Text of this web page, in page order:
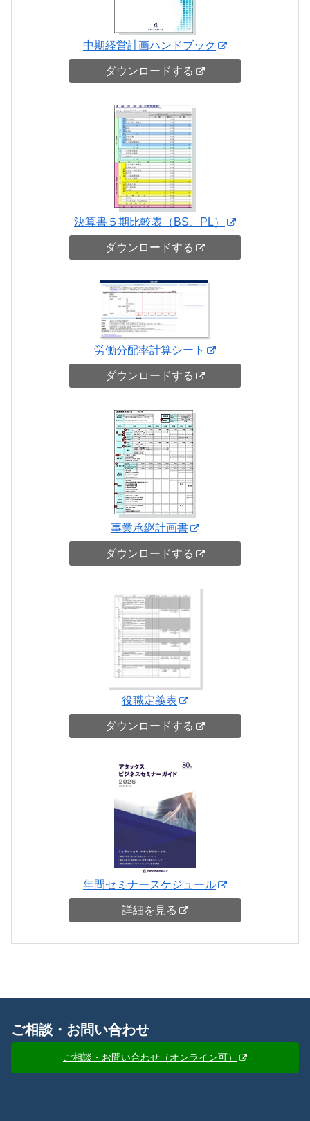
中期経営計画ハンドブック
ダウンロードする
決算書５期比較表（BS、PL）
ダウンロードする
労働分配率計算シート
ダウンロードする
事業承継計画書
ダウンロードする
役職定義表
ダウンロードする
年間セミナースケジュール
詳細を見る
ご相談・お問い合わせ
ご相談・お問い合わせ（オンライン可）